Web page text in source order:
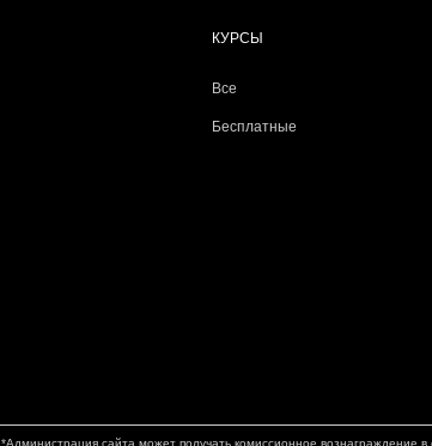
КУРСЫ
Все
Бесплатные
*Администрация сайта может получать комиссионное вознаграждение